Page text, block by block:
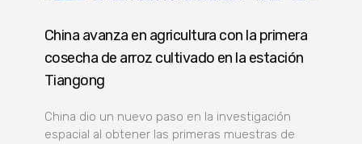
China avanza en agricultura con la primera
cosecha de arroz cultivado en la estación
Tiangong
China dio un nuevo paso en la investigación
espacial al obtener las primeras muestras de